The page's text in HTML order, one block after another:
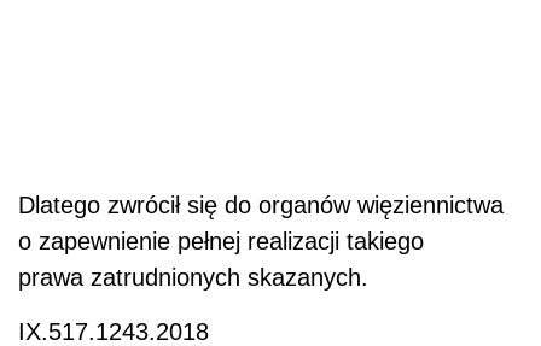
Dlatego zwrócił się do organów więziennictwa
o zapewnienie pełnej realizacji takiego
prawa zatrudnionych skazanych.
IX.517.1243.2018